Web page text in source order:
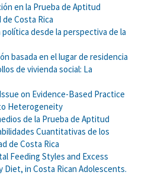
en la Prueba de Aptitud
Costa Rica
desde la perspectiva de la
basada en el lugar de residencia
de vivienda social: La
on Evidence-Based Practice
Heterogeneity
de la Prueba de Aptitud
Cuantitativas de los
de Costa Rica
Feeding Styles and Excess
in Costa Rican Adolescents.